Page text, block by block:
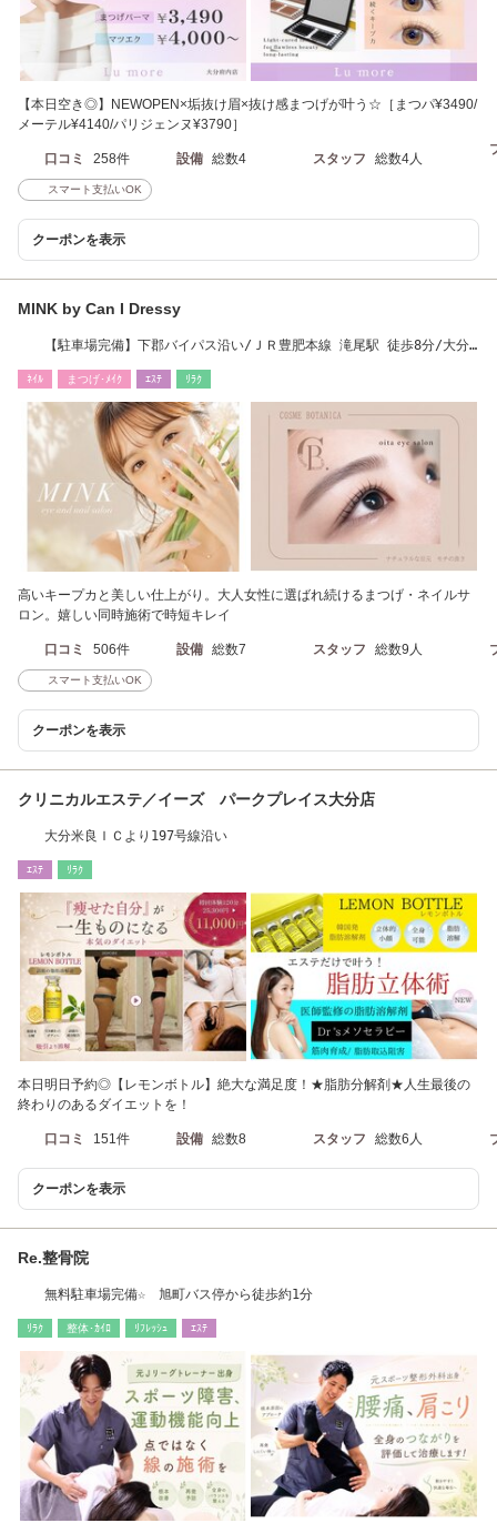
【本日空き◎】NEWOPEN×垢抜け眉×抜け感まつげが叶う☆［まつパ¥3490/
メーテル¥4140/パリジェンヌ¥3790］
口コミ 258件 設備 総数4 スタッフ 総数4人
スマート支払いOK
クーポンを表示
MINK by Can I Dressy
【駐車場完備】下郡バイパス沿い/ＪＲ豊肥本線 滝尾駅 徒歩8分/大分
ﾈｲﾙ まつげ･ﾒｲｸ ｴｽﾃ ﾘﾗｸ
高いキープカと美しい仕上がり。大人女性に選ばれ続けるまつげ・ネイルサ
ロン。嬉しい同時施術で時短キレイ
口コミ 506件 設備 総数7 スタッフ 総数9人
スマート支払いOK
クーポンを表示
クリニカルエステ／イーズ パークプレイス大分店
大分米良ＩＣより197号線沿い
ｴｽﾃ ﾘﾗｸ
本日明日予約◎【レモンボトル】絶大な満足度！★脂肪分解剤★人生最後の
終わりのあるダイエットを！
口コミ 151件 設備 総数8 スタッフ 総数6人
クーポンを表示
Re.整骨院
無料駐車場完備☆ 旭町バス停から徒歩約1分
ﾘﾗｸ 整体･ｶｲﾛ ﾘﾌﾚｯｼｭ ｴｽﾃ